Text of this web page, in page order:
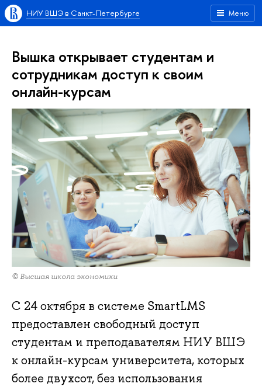
Меню
НИУ ВШЭ в Санкт-Петербурге
Вышка открывает студентам и
сотрудникам доступ к своим
онлайн-курсам
© Высшая школа экономики
С 24 октября в системе SmartLMS
предоставлен свободный доступ
студентам и преподавателям НИУ ВШЭ
к онлайн-курсам университета, которых
более двухсот, без использования